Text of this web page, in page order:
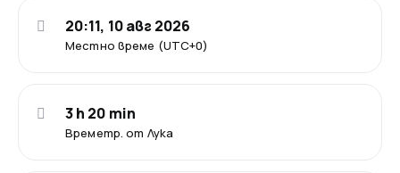
Местно време (UTC+0)
20:11, 10 авг 2026
Времетр. от Лука
3 h 20 min